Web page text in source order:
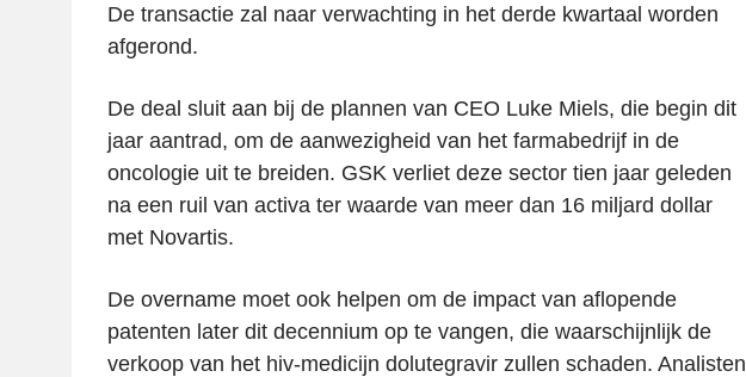
De transactie zal naar verwachting in het derde kwartaal worden
afgerond.
De deal sluit aan bij de plannen van CEO Luke Miels, die begin dit
jaar aantrad, om de aanwezigheid van het farmabedrijf in de
oncologie uit te breiden. GSK verliet deze sector tien jaar geleden
na een ruil van activa ter waarde van meer dan 16 miljard dollar
met Novartis.
De overname moet ook helpen om de impact van aflopende
patenten later dit decennium op te vangen, die waarschijnlijk de
verkoop van het hiv-medicijn dolutegravir zullen schaden. Analisten